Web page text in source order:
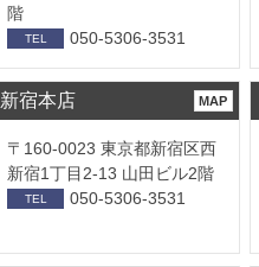
階
TEL 050-5306-3531
新宿本店 MAP
〒160-0023 東京都新宿区西
新宿1丁目2-13 山田ビル2階
TEL 050-5306-3531